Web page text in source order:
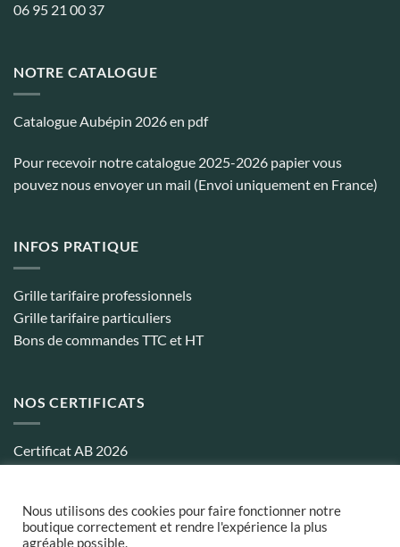
06 95 21 00 37
NOTRE CATALOGUE
Catalogue Aubépin 2026 en pdf
Pour recevoir notre catalogue 2025-2026 papier vous
pouvez nous envoyer un mail (Envoi uniquement en France)
INFOS PRATIQUE
Grille tarifaire professionnels
Grille tarifaire particuliers
Bons de commandes TTC et HT
NOS CERTIFICATS
Certificat AB 2026
Nous utilisons des cookies pour faire fonctionner notre
boutique correctement et rendre l'expérience la plus
agréable possible.